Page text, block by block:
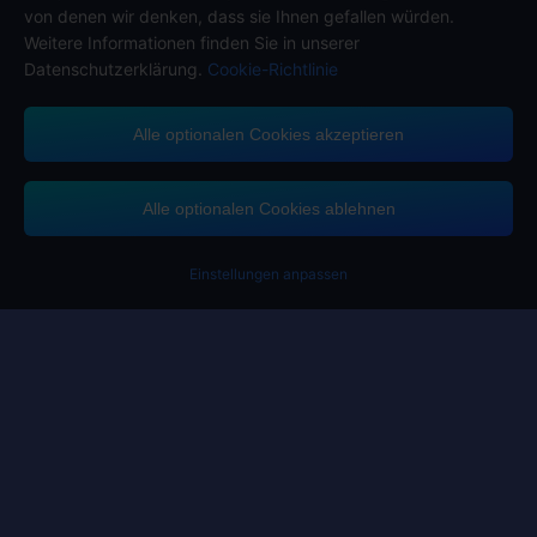
von denen wir denken, dass sie Ihnen gefallen würden.
Weitere Informationen finden Sie in unserer
Datenschutzerklärung. Cookie-Richtlinie
Alle optionalen Cookies akzeptieren
Alle optionalen Cookies ablehnen
Einstellungen anpassen
Midasbuy unterstützt Zahlungsmethoden